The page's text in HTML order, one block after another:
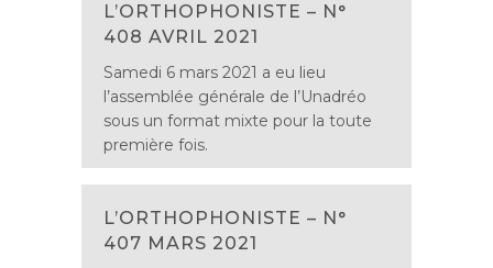
L’ORTHOPHONISTE – N°
408 AVRIL 2021
Samedi 6 mars 2021 a eu lieu
l’assemblée générale de l’Unadréo
sous un format mixte pour la toute
première fois.
L’ORTHOPHONISTE – N°
407 MARS 2021